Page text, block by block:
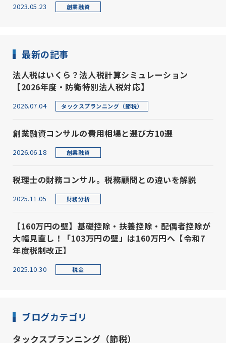
2023.05.23 創業融資
最新の記事
2026.07.04 タックスプランニング（節税）
法人税はいくら？法人税計算シミュレーション
【2026年度・防衛特別法人税対応】
2026.06.18 創業融資
創業融資コンサルの費用相場と選び方10選
2025.11.05 財務分析
税理士の財務コンサル。税務顧問との違いを解説
2025.10.30 税金
【160万円の壁】基礎控除・扶養控除・配偶者控除が
大幅見直し！「103万円の壁」は160万円へ【令和7
年度税制改正】
ブログカテゴリ
タックスプランニング（節税）